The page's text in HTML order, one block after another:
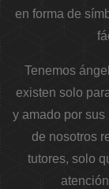
en forma de
Tenemos
existen solo
y amado por
de nosotros
tutores, solo